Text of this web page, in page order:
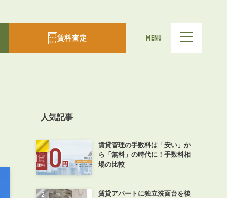
賃料査定 MENU
人気記事
賃貸管理の手数料は「安い」か
ら「無料」の時代に！手数料相
場の比較
賃貸アパートに独立洗面台を後